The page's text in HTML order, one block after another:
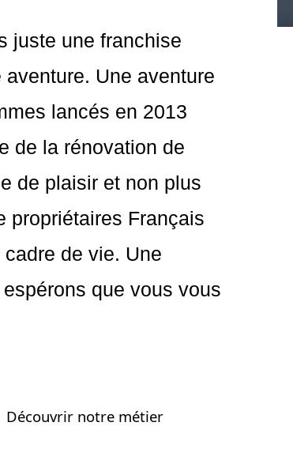
juste une franchise
aventure. Une aventure
lancés en 2013
de la rénovation de
de plaisir et non plus
propriétaires Français
de vie. Une
que vous vous
Découvrir notre métier